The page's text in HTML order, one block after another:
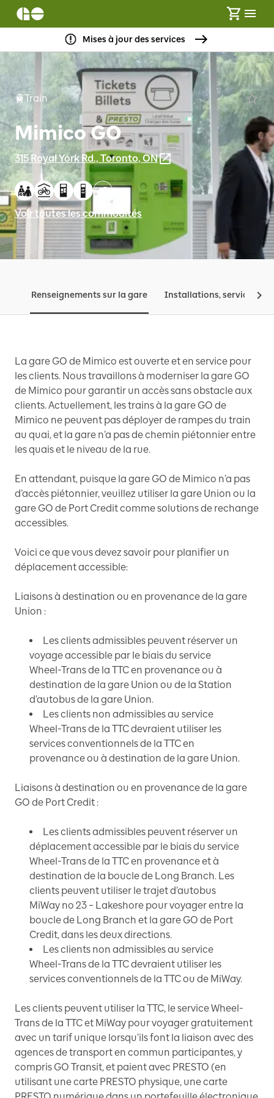
Mises à jour des services
Train
Mimico GO
315 Royal York Rd., Toronto, ON
+5
Voir toutes les commodités
Renseignements sur la gare Installations, services,
La gare GO de Mimico est ouverte et en service pour
les clients. Nous travaillons à moderniser la gare GO
de Mimico pour garantir un accès sans obstacle aux
clients. Actuellement, les trains à la gare GO de
Mimico ne peuvent pas déployer de rampes du train
au quai, et la gare n’a pas de chemin piétonnier entre
les quais et le niveau de la rue.
En attendant, puisque la gare GO de Mimico n’a pas
d’accès piétonnier, veuillez utiliser la gare Union ou la
gare GO de Port Credit comme solutions de rechange
accessibles.
Voici ce que vous devez savoir pour planifier un
déplacement accessible:
Liaisons à destination ou en provenance de la gare
Union :
Les clients admissibles peuvent réserver un
voyage accessible par le biais du service
Wheel-Trans de la TTC en provenance ou à
destination de la gare Union ou de la Station
d’autobus de la gare Union.
Les clients non admissibles au service
Wheel-Trans de la TTC devraient utiliser les
services conventionnels de la TTC en
provenance ou à destination de la gare Union.
Liaisons à destination ou en provenance de la gare
GO de Port Credit :
Les clients admissibles peuvent réserver un
déplacement accessible par le biais du service
Wheel-Trans de la TTC en provenance et à
destination de la boucle de Long Branch. Les
clients peuvent utiliser le trajet d’autobus
MiWay no 23 – Lakeshore pour voyager entre la
boucle de Long Branch et la gare GO de Port
Credit, dans les deux directions.
Les clients non admissibles au service
Wheel-Trans de la TTC devraient utiliser les
services conventionnels de la TTC ou de MiWay.
Les clients peuvent utiliser la TTC, le service Wheel-
Trans de la TTC et MiWay pour voyager gratuitement
avec un tarif unique lorsqu’ils font la liaison avec des
agences de transport en commun participantes, y
compris GO Transit, et paient avec PRESTO (en
utilisant une carte PRESTO physique, une carte